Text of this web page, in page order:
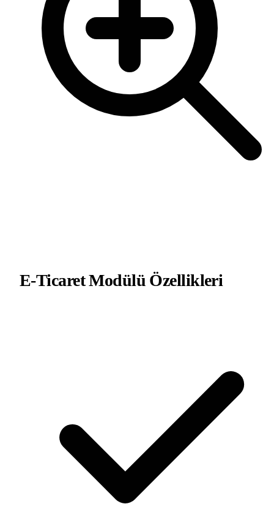
E-Ticaret Modülü Özellikleri